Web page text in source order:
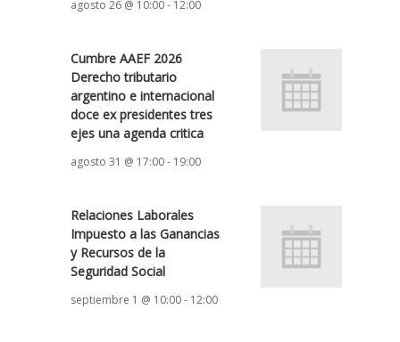
agosto 26 @ 10:00- 12:00
Cumbre AAEF 2026
Derecho tributario
argentino e internacional
doce ex presidentes tres
ejes una agenda critica
agosto 31 @ 17:00- 19:00
Relaciones Laborales
Impuesto a las Ganancias
y Recursos de la
Seguridad Social
septiembre 1 @ 10:00- 12:00